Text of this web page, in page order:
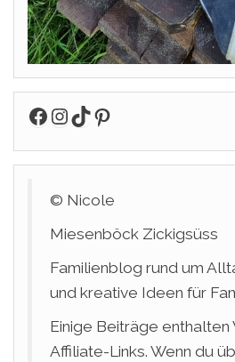
Facebook
Instagram
TikTok
Pinterest
© Nicole
Miesenböck Zickigsüss
Familienblog rund um
und kreative Ideen für
Einige Beiträge
Affiliate-Links. Wenn du